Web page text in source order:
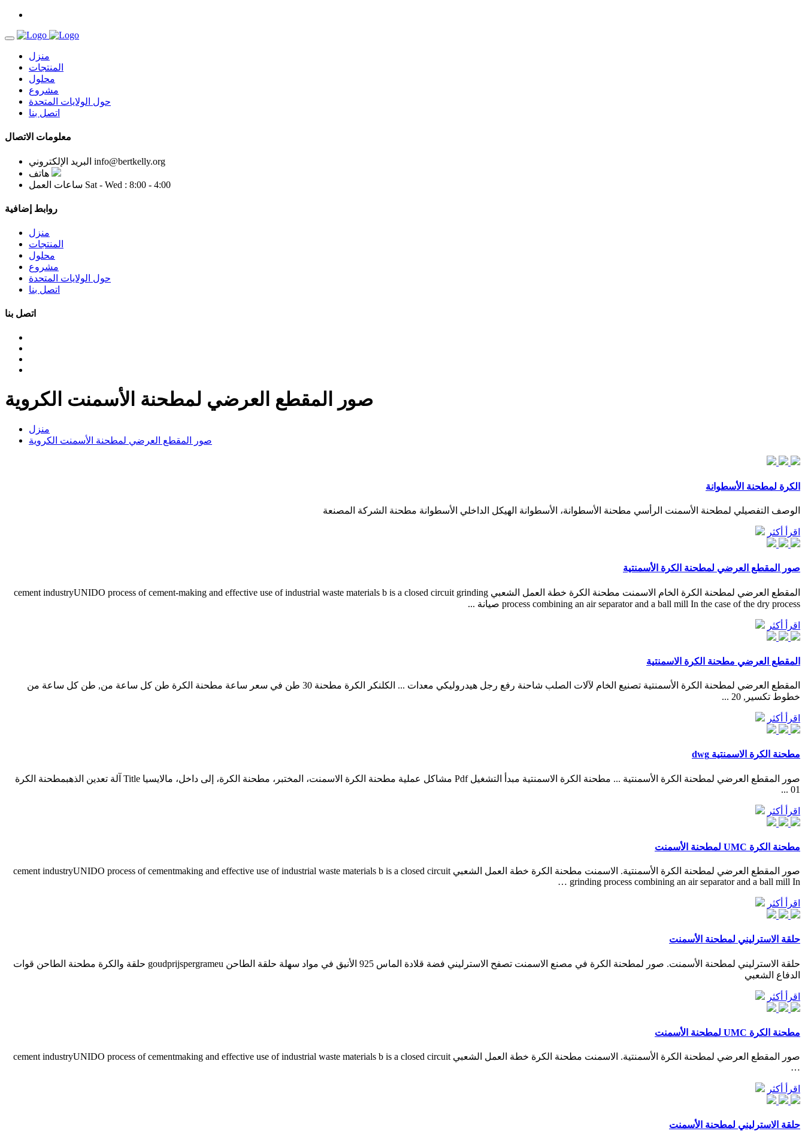
منزل
المنتجات
محلول
مشروع
حول الولايات المتحدة
اتصل بنا
معلومات الاتصال
البريد الإلكتروني info@bertkelly.org
هاتف
ساعات العمل Sat - Wed : 8:00 - 4:00
روابط إضافية
منزل
المنتجات
محلول
مشروع
حول الولايات المتحدة
اتصل بنا
اتصل بنا
صور المقطع العرضي لمطحنة الأسمنت الكروية
منزل
صور المقطع العرضي لمطحنة الأسمنت الكروية
الكرة لمطحنة الأسطوانة
الوصف التفصيلي لمطحنة الأسمنت الرأسي مطحنة الأسطوانة، الأسطوانة الهيكل الداخلي الأسطوانة مطحنة الشركة المصنعة
اقرأ أكثر
صور المقطع العرضي لمطحنة الكرة الأسمنتية
المقطع العرضي لمطحنة الكرة الخام الاسمنت مطحنة الكرة خطة العمل الشعبي cement industryUNIDO process of cement-making and effective use of industrial waste materials b is a closed circuit grinding
process combining an air separator and a ball mill In the case of the dry process صيانة ...
اقرأ أكثر
المقطع العرضي مطحنة الكرة الاسمنتية
المقطع العرضي لمطحنة الكرة الأسمنتية تصنيع الخام لآلات الصلب شاحنة رفع رجل هيدروليكي معدات ... الكلنكر الكرة مطحنة 30 طن في سعر ساعة مطحنة الكرة طن كل ساعة من, طن كل ساعة من
خطوط تكسير, 20 ...
اقرأ أكثر
مطحنة الكرة الاسمنتية dwg
صور المقطع العرضي لمطحنة الكرة الأسمنتية ... مطحنة الكرة الاسمنتية مبدأ التشغيل Pdf مشاكل عملية مطحنة الكرة الاسمنت، المختبر، مطحنة الكرة، إلى داخل، مالايسيا Title آلة تعدين الذهبمطحنة الكرة
01 ...
اقرأ أكثر
مطحنة الكرة UMC لمطحنة الأسمنت
صور المقطع العرضي لمطحنة الكرة الأسمنتية. الاسمنت مطحنة الكرة خطة العمل الشعبي cement industryUNIDO process of cementmaking and effective use of industrial waste materials b is a closed circuit
grinding process combining an air separator and a ball mill In …
اقرأ أكثر
حلقة الاسترليني لمطحنة الأسمنت
حلقة الاسترليني لمطحنة الأسمنت. صور لمطحنة الكرة في مصنع الاسمنت تصفح الاسترليني فضة قلادة الماس 925 الأنيق في مواد سهلة حلقة الطاحن goudprijspergrameu حلقة والكرة مطحنة الطاحن قوات
الدفاع الشعبي
اقرأ أكثر
مطحنة الكرة UMC لمطحنة الأسمنت
صور المقطع العرضي لمطحنة الكرة الأسمنتية. الاسمنت مطحنة الكرة خطة العمل الشعبي cement industryUNIDO process of cementmaking and effective use of industrial waste materials b is a closed circuit
…
اقرأ أكثر
حلقة الاسترليني لمطحنة الأسمنت